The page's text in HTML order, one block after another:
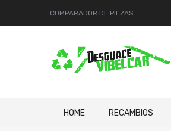
COMPARADOR DE PIEZAS
HOME RECAMBIOS